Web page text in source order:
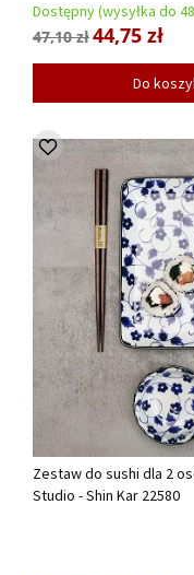
Dostępny (wysyłka do
47,10 zł44,75 zł
Do
Zestaw do sushi dla 2
Studio - Shin Kar 22580